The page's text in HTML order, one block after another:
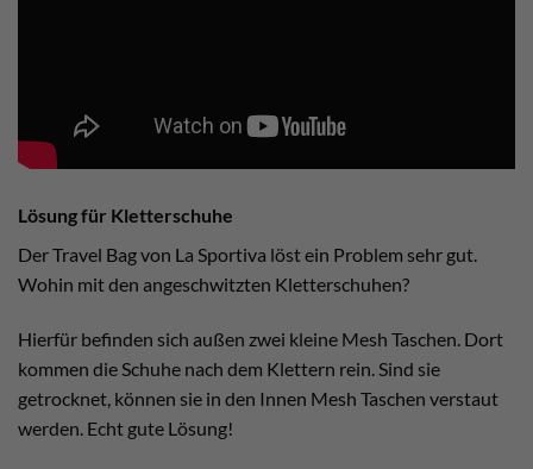
Lösung für Kletterschuhe
Der Travel Bag von La Sportiva löst ein Problem sehr gut.
Wohin mit den angeschwitzten Kletterschuhen?
Hierfür befinden sich außen zwei kleine Mesh Taschen. Dort
kommen die Schuhe nach dem Klettern rein. Sind sie
getrocknet, können sie in den Innen Mesh Taschen verstaut
werden. Echt gute Lösung!